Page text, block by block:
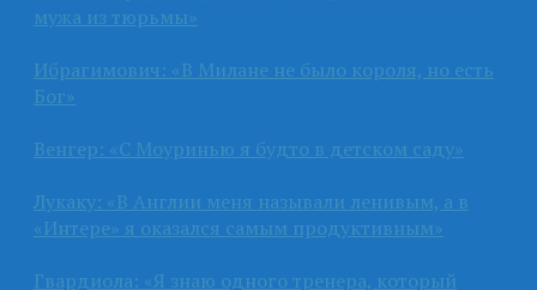
мужа из тюрьмы»
Ибрагимович: «В Милане не было короля, но есть
Бог»
Венгер: «С Моуринью я будто в детском саду»
Лукаку: «В Англии меня называли ленивым, а в
«Интере» я оказался самым продуктивным»
Гвардиола: «Я знаю одного тренера, который